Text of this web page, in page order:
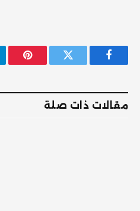
فيسبوك تويتر
مقالات ذات صلة